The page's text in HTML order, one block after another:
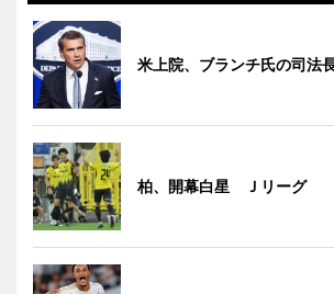
米上院、ブランチ氏の司法
柏、開幕白星 Ｊリーグ